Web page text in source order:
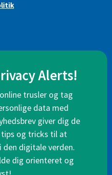
Alerts!
trusler og tag
data med
giver dig de
og tricks til at
digitale verden.
dig orienteret og